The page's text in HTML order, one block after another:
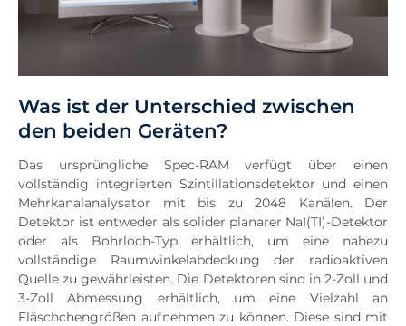
Was ist der Unterschied zwischen
den beiden Geräten?
Das ursprüngliche Spec-RAM verfügt über einen
vollständig integrierten Szintillationsdetektor und einen
Mehrkanalanalysator mit bis zu 2048 Kanälen. Der
Detektor ist entweder als solider planarer NaI(TI)-Detektor
oder als Bohrloch-Typ erhältlich, um eine nahezu
vollständige Raumwinkelabdeckung der radioaktiven
Quelle zu gewährleisten. Die Detektoren sind in 2-Zoll und
3-Zoll Abmessung erhältlich, um eine Vielzahl an
Fläschchengrößen aufnehmen zu können. Diese sind mit